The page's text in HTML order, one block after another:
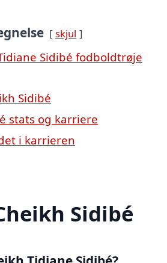
skjul
Sidibé fodboldtrøje
Sidibé
stats og karriere
i karrieren
Sidibé